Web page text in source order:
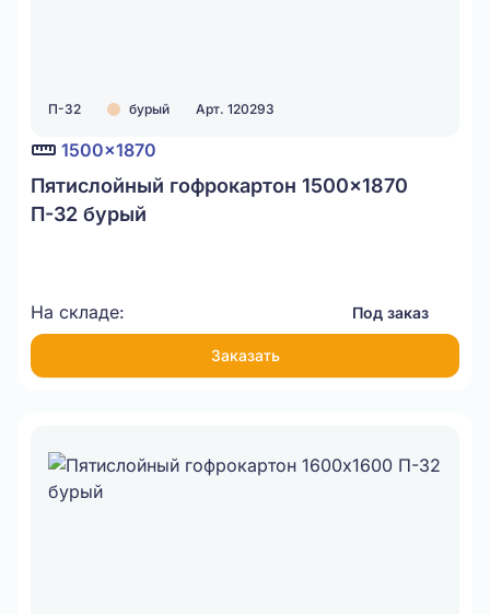
П-32 бурый Арт. 120293
1500x1870
Пятислойный гофрокартон 1500x1870
П-32 бурый
На складе: Под заказ
Заказать